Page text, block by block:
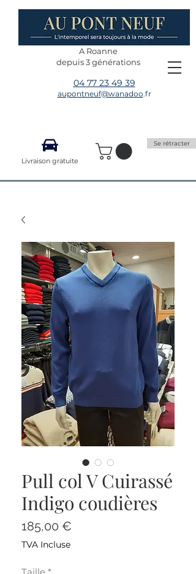
04 77 23 49 39
aupontneuf@wanadoo.fr
A Roanne
depuis 3 générations
Livraison gratuite
Se rétracter
Pull col V Cuirassé
Indigo coudières
185,00 €
TVA Incluse